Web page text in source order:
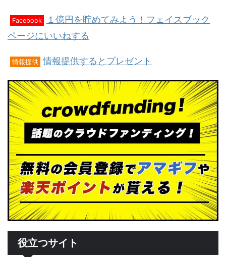
Facebook
１億円を貯めてみよう！フェイスブック
ページにいいねする
情報提供 情報提供するとプレゼント
役立つサイト